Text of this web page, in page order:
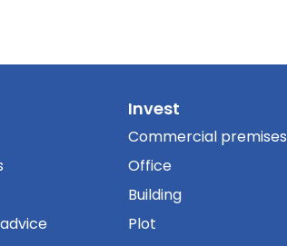
Invest
Commercial premises
Office
Building
Plot